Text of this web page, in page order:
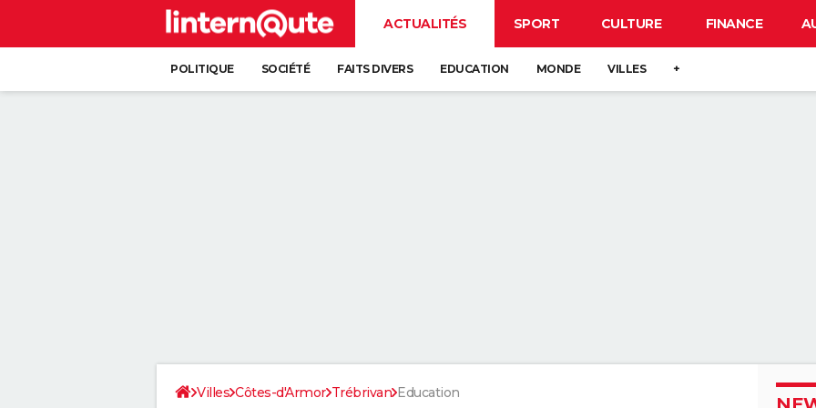
ACTUALITÉS SPORT CULTURE FINANCE
POLITIQUE SOCIÉTÉ FAITS DIVERS EDUCATION MONDE VILLES +
Villes Côtes-d'Armor Trébrivan Education